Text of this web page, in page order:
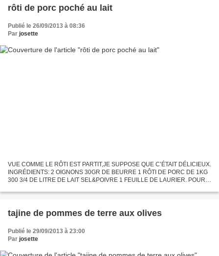
rôti de porc poché au lait
Publié le 26/09/2013 à 08:36
Par josette
VUE COMME LE RÔTI EST PARTIT,JE SUPPOSE QUE C’ÉTAIT DÉLICIEUX.
INGRÉDIENTS: 2 OIGNONS 30GR DE BEURRE 1 RÔTI DE PORC DE 1KG
300 3/4 DE LITRE DE LAIT SEL&POIVRE 1 FEUILLE DE LAURIER. POUR
CUISSON...
tajine de pommes de terre aux olives
Publié le 29/09/2013 à 23:00
Par josette